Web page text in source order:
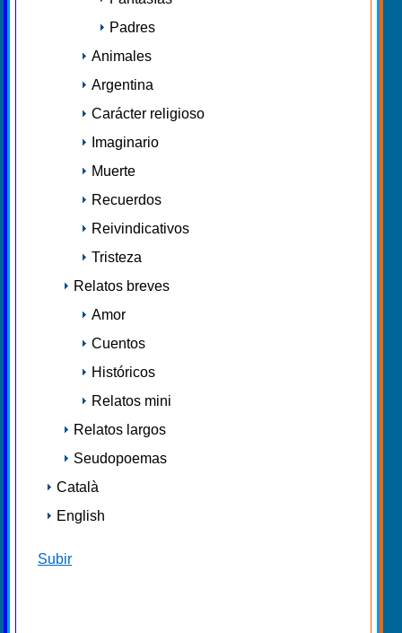
Padres
Animales
Argentina
Carácter religioso
Imaginario
Muerte
Recuerdos
Reivindicativos
Tristeza
Relatos breves
Amor
Cuentos
Históricos
Relatos mini
Relatos largos
Seudopoemas
Català
English
Subir